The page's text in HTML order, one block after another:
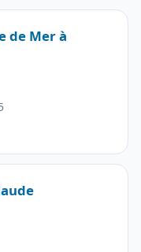
de Mer à